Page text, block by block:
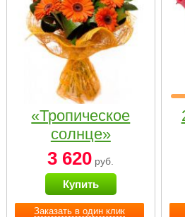
Заказать в один клик
«Тропическое
солнце»
3 620 руб.
Купить